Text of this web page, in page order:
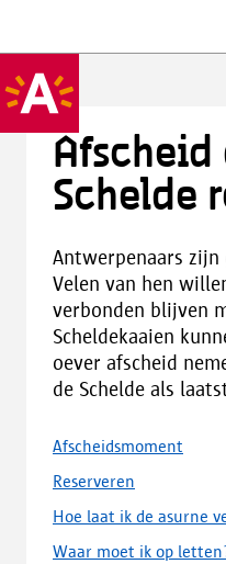
Afscheid
Schelde
Antwerpenaars zijn
Velen van hen
verbonden blijven
Scheldekaaien
oever afscheid
de Schelde als
Afscheidsmoment
Reserveren
Hoe laat ik de asurne
Waar moet ik op